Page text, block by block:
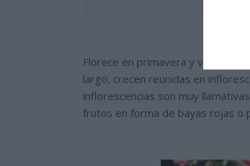
Florece en primavera y verano,
largo, crecen reunidas en
inflorescencias son muy
frutos en forma de bayas rojas o